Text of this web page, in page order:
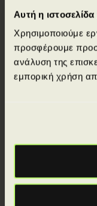
Αυτή η
Χρησιμοποιούμε
προσφέρουμε
ανάλυση της
εμπορική χρήση
Απόκτησε